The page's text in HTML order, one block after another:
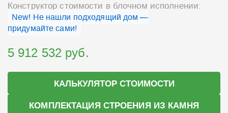
Конструктор стоимости в блочном исполнении:
New! Не нашли подходящий дом —
придумайте сами!
5 912 532 руб.
КАЛЬКУЛЯТОР СТОИМОСТИ
КОМПЛЕКТАЦИЯ СТРОЕНИЯ ИЗ КАМНЯ